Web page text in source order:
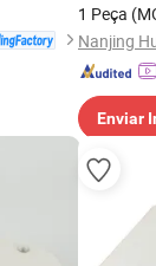
1 Peça
Enviar